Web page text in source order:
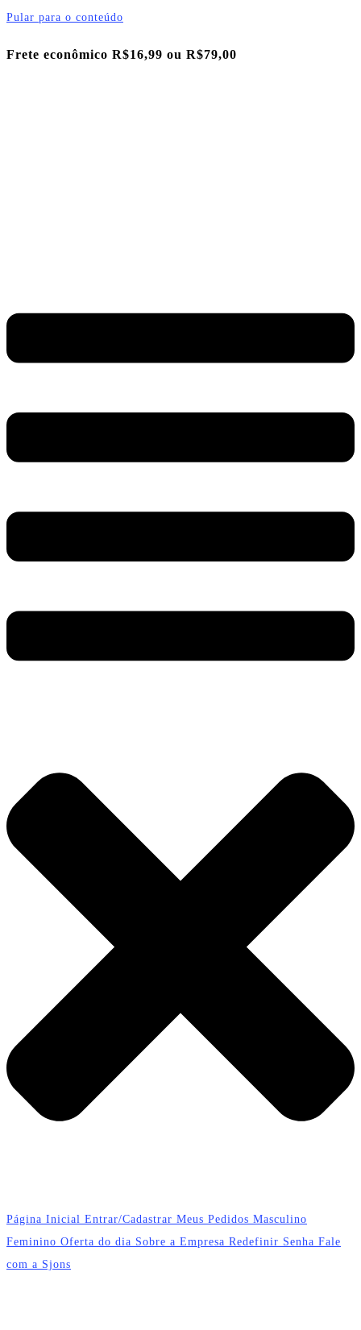
Pular para o conteúdo
Frete econômico R$16,99 ou R$79,00
Página Inicial Entrar/Cadastrar Meus Pedidos Masculino
Feminino Oferta do dia Sobre a Empresa Redefinir Senha Fale
com a Sjons